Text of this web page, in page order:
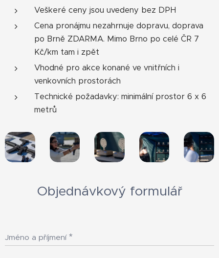
Veškeré ceny jsou uvedeny bez DPH
Cena pronájmu nezahrnuje dopravu, doprava
po Brně ZDARMA. Mimo Brno po celé ČR 7
Kč/km tam i zpět
Vhodné pro akce konané ve vnitřních i
venkovních prostorách
Technické požadavky: minimální prostor 6 x 6
metrů
Objednávkový formulář
Jméno a příjmení